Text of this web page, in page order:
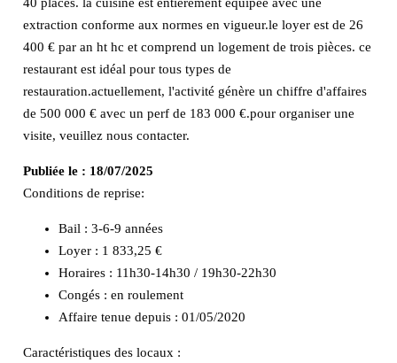
extraction conforme aux normes en vigueur.le loyer est de 26
400 € par an ht hc et comprend un logement de trois pièces. ce
restaurant est idéal pour tous types de
restauration.actuellement, l'activité génère un chiffre d'affaires
de 500 000 € avec un perf de 183 000 €.pour organiser une
visite, veuillez nous contacter.
Publiée le : 18/07/2025
Conditions de reprise:
Bail : 3-6-9 années
Loyer : 1 833,25 €
Horaires : 11h30-14h30 / 19h30-22h30
Congés : en roulement
Affaire tenue depuis : 01/05/2020
Caractéristiques des locaux :